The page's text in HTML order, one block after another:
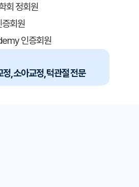
회 정회원
증회원
인증회원
, 소아교정, 턱관절 전문